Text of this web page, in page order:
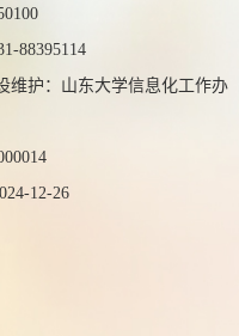
88395114
维护：山东大学信息化工作办
-12-26